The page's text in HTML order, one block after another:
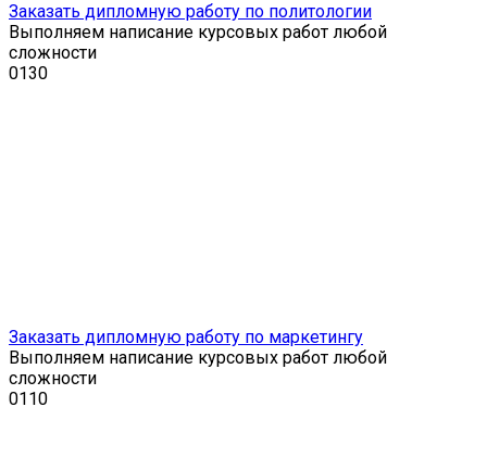
Заказать дипломную работу по политологии
Выполняем написание курсовых работ любой
сложности
0130
Заказать дипломную работу по маркетингу
Выполняем написание курсовых работ любой
сложности
0110